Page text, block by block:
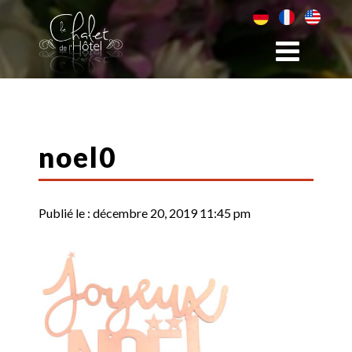
noel0
Publié le :décembre 20, 2019 11:45 pm